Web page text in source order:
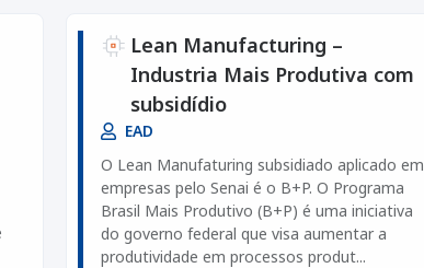
Lean Manufacturing –
Industria Mais Produtiva com
subsidídio
EAD
O Lean Manufaturing subsidiado aplicado em
empresas pelo Senai é o B+P. O Programa
Brasil Mais Produtivo (B+P) é uma iniciativa
do governo federal que visa aumentar a
produtividade em processos produt...